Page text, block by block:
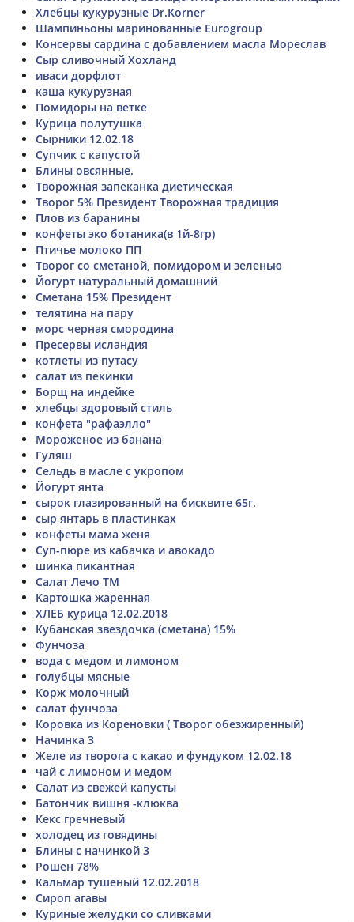
Хлебцы кукурузные Dr.Korner
Шампиньоны маринованные Eurogroup
Консервы сардина с добавлением масла Мореслав
Сыр сливочный Хохланд
иваси дорфлот
каша кукурузная
Помидоры на ветке
Курица полутушка
Сырники 12.02.18
Супчик с капустой
Блины овсянные.
Творожная запеканка диетическая
Творог 5% Президент Творожная традиция
Плов из баранины
конфеты эко ботаника(в 1й-8гр)
Птичье молоко ПП
Творог со сметаной, помидором и зеленью
Йогурт натуральный домашний
Сметана 15% Президент
телятина на пару
морс черная смородина
Пресервы исландия
котлеты из путасу
салат из пекинки
Борщ на индейке
хлебцы здоровый стиль
конфета "рафаэлло"
Мороженое из банана
Гуляш
Сельдь в масле с укропом
Йогурт янта
сырок глазированный на бисквите 65г.
сыр янтарь в пластинках
конфеты мама женя
Суп-пюре из кабачка и авокадо
шинка пикантная
Салат Лечо ТМ
Картошка жаренная
ХЛЕБ курица 12.02.2018
Кубанская звездочка (сметана) 15%
Фунчоза
вода с медом и лимоном
голубцы мясные
Корж молочный
салат фунчоза
Коровка из Кореновки ( Творог обезжиренный)
Начинка 3
Желе из творога с какао и фундуком 12.02.18
чай с лимоном и медом
Салат из свежей капусты
Батончик вишня -клюква
Кекс гречневый
холодец из говядины
Блины с начинкой 3
Рошен 78%
Кальмар тушеный 12.02.2018
Сироп агавы
Куриные желудки со сливками